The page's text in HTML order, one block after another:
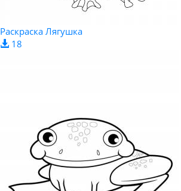
Раскраска Лягушка
18